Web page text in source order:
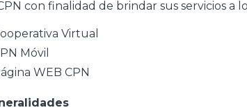
con finalidad de brindar sus servicios a
Virtual
Móvil
WEB CPN